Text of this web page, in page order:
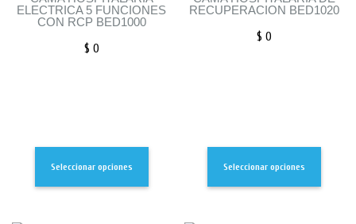
ELECTRICA 5 FUNCIONES
CON RCP BED1000
$ 0
Seleccionar opciones
RECUPERACION BED1020
$ 0
Seleccionar opciones